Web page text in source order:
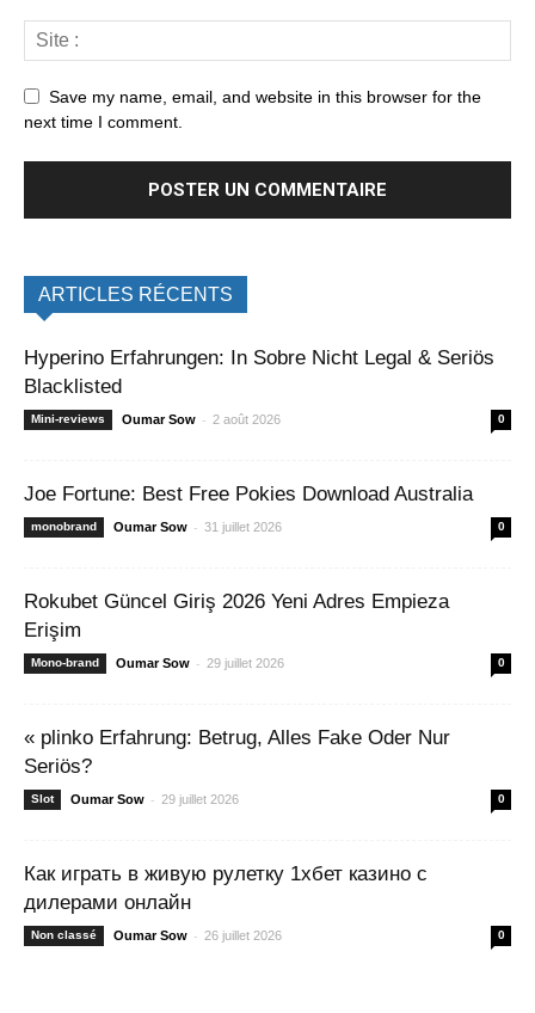
Save my name, email, and website in this browser for the
next time I comment.
ARTICLES RÉCENTS
Hyperino Erfahrungen: In Sobre Nicht Legal & Seriös
Blacklisted
Mini-reviews Oumar Sow - 2 août 2026 0
Joe Fortune: Best Free Pokies Download Australia
monobrand Oumar Sow - 31 juillet 2026 0
Rokubet Güncel Giriş 2026 Yeni Adres Empieza
Erişim
Mono-brand Oumar Sow - 29 juillet 2026 0
« plinko Erfahrung: Betrug, Alles Fake Oder Nur
Seriös?
Slot Oumar Sow - 29 juillet 2026 0
Как играть в живую рулетку 1хбет казино с
дилерами онлайн
Non classé Oumar Sow - 26 juillet 2026 0